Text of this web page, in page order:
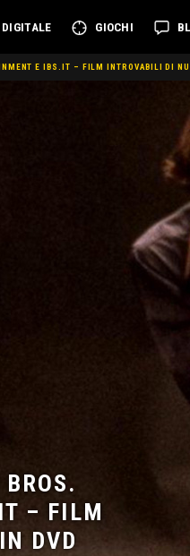
DIGITALE GIOCHI
E IBS.IT – FILM INTROVABILI DI
– FILM
DVD